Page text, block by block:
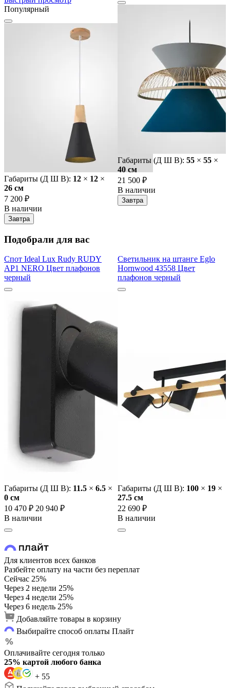
Популярный
Габариты (Д Ш В): 12 × 12 ×
26 cм
7 200 ₽
В наличии
Завтра
Габариты (Д Ш В): 55 × 55 ×
40 cм
21 500 ₽
В наличии
Завтра
Подобрали для вас
Спот Ideal Lux Rudy RUDY
AP1 NERO Цвет плафонов
черный
Габариты (Д Ш В): 11.5 × 6.5 ×
0 cм
10 470 ₽ 20 940 ₽
В наличии
Светильник на штанге Eglo
Hornwood 43558 Цвет
плафонов черный
Габариты (Д Ш В): 100 × 19 ×
27.5 cм
22 690 ₽
В наличии
Для клиентов всех банков
Разбейте оплату на части без переплат
Сейчас 25%
Через 2 недели 25%
Через 4 недели 25%
Через 6 недель 25%
Добавляйте товары в корзину
Выбирайте способ оплаты Плайт
Оплачивайте сегодня только
25% картой любого банка
+ 55